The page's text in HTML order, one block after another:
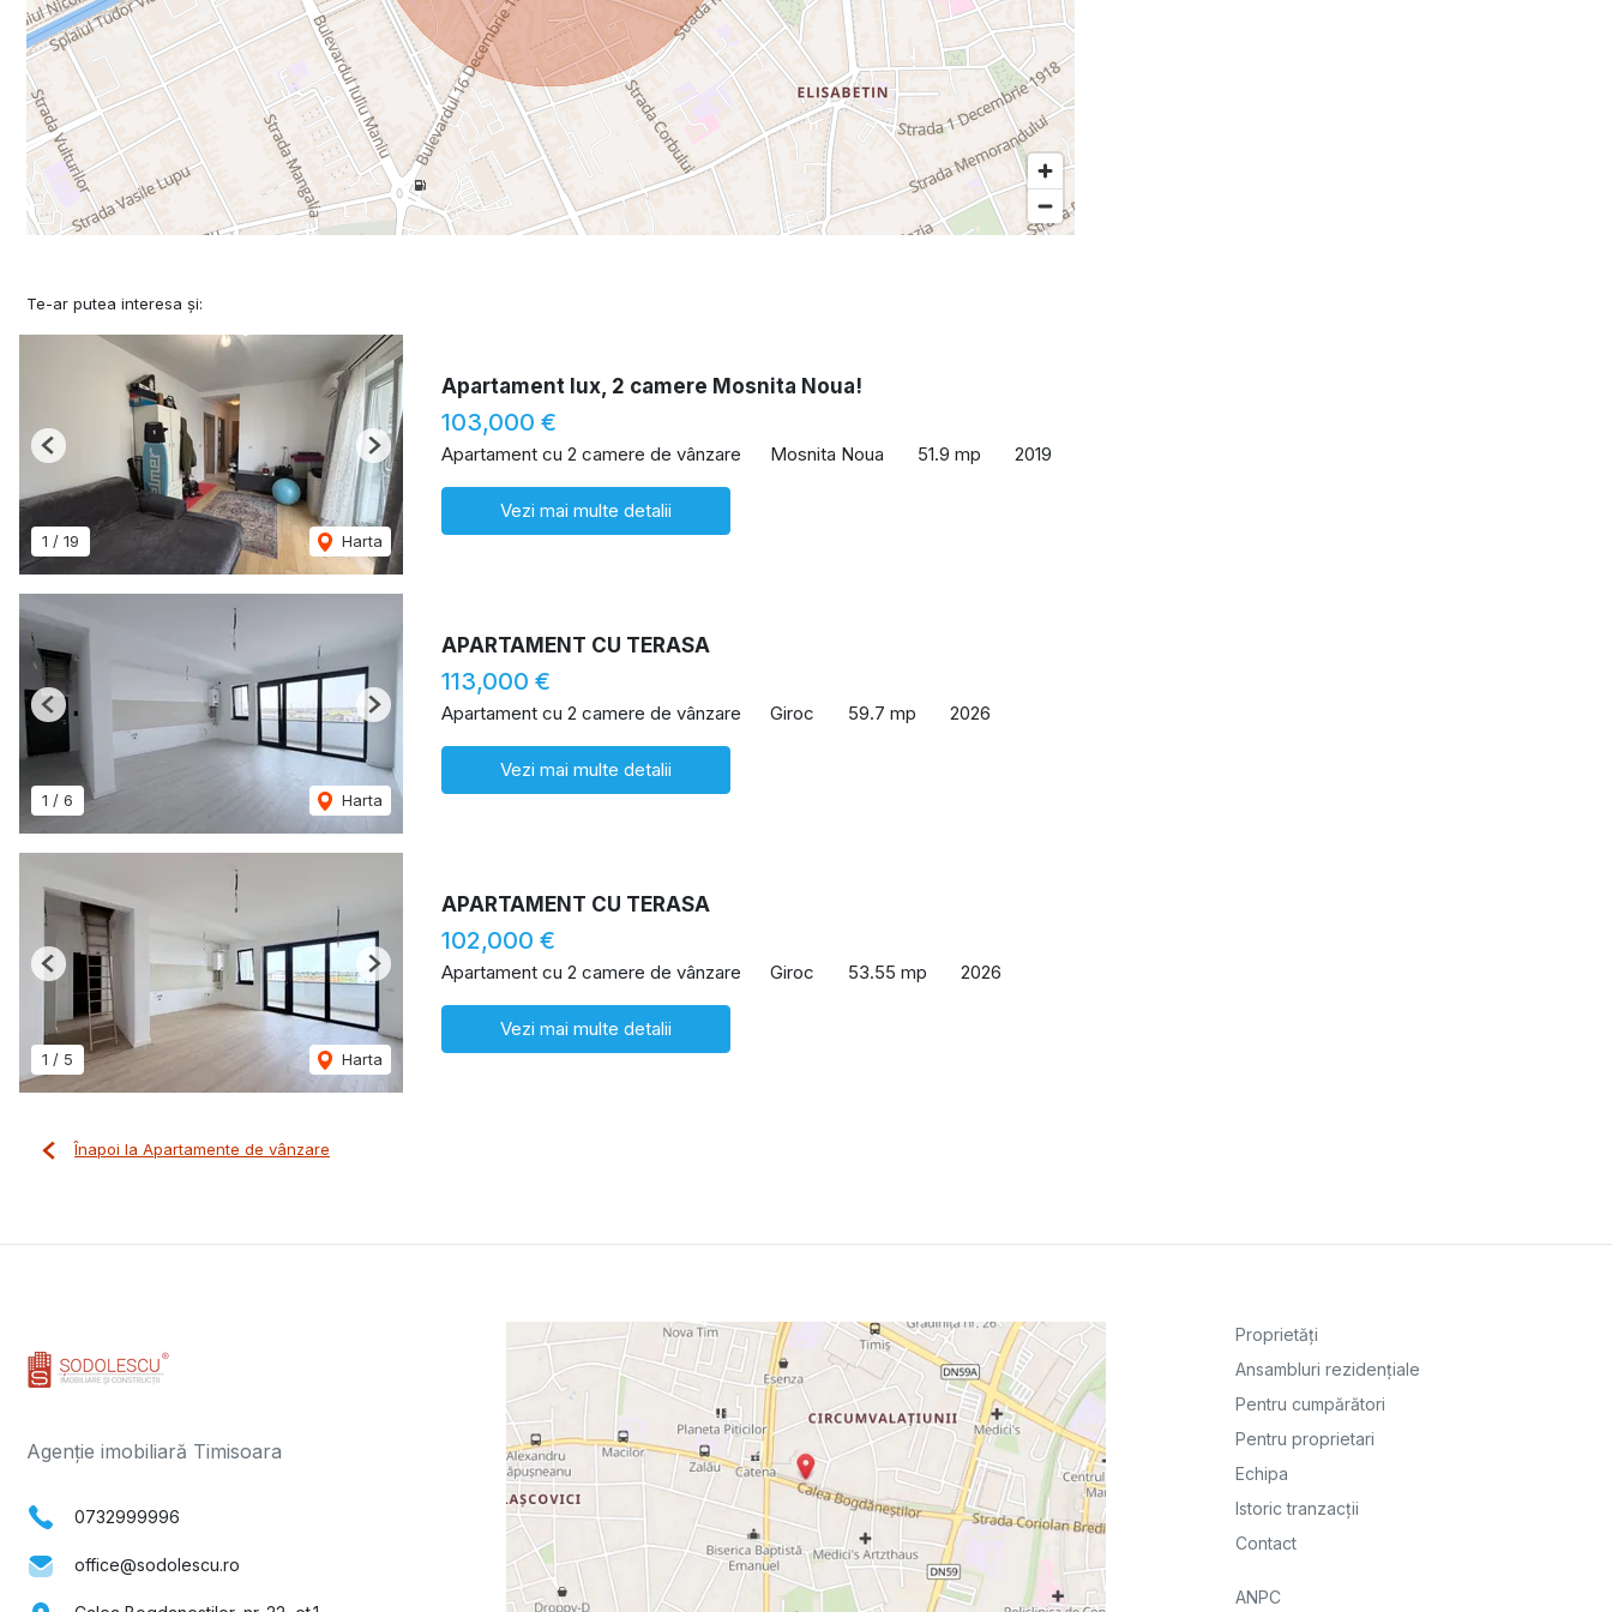
Te-ar putea interesa și:
1 / 19 Harta
Previous Next
Apartament lux, 2 camere Mosnita Noua!
103,000 €
Apartament cu 2 camere de vânzare Mosnita Noua 51.9 mp 2019
Vezi mai multe detalii
1 / 6 Harta
Previous Next
APARTAMENT CU TERASA
113,000 €
Apartament cu 2 camere de vânzare Giroc 59.7 mp 2026
Vezi mai multe detalii
1 / 5 Harta
Previous Next
APARTAMENT CU TERASA
102,000 €
Apartament cu 2 camere de vânzare Giroc 53.55 mp 2026
Vezi mai multe detalii
Înapoi la Apartamente de vânzare
Agenție imobiliară Timisoara
0732999996
office@sodolescu.ro
Proprietăți
Ansambluri rezidențiale
Pentru cumpărători
Pentru proprietari
Echipa
Istoric tranzacții
Contact
ANPC